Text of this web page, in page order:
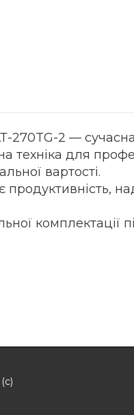
2 — сучасна
техніка для
вартості.
комплектації